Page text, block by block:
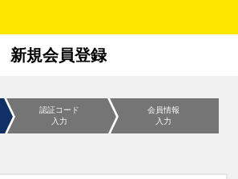
新規会員登録
認証コード
入力
会員情報
入力